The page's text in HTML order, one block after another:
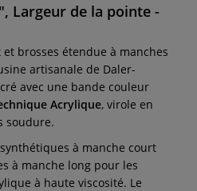
Largeur de la pointe -
brosses étendue à manches
artisanale de Daler-
avec une bande couleur
Acrylique, virole en
soudure.
à manche court
à manche long pour les
à haute viscosité. Le